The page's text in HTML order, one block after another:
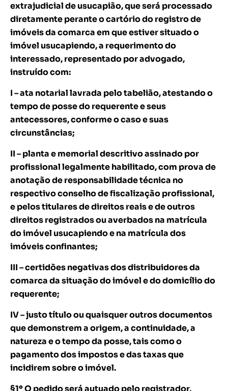
extrajudicial de usucapião, que será processado
diretamente perante o cartório do registro de
imóveis da comarca em que estiver situado o
imóvel usucapiendo, a requerimento do
interessado, representado por advogado,
instruído com:
I – ata notarial lavrada pelo tabelião, atestando o
tempo de posse do requerente e seus
antecessores, conforme o caso e suas
circunstâncias;
II – planta e memorial descritivo assinado por
profissional legalmente habilitado, com prova de
anotação de responsabilidade técnica no
respectivo conselho de fiscalização profissional,
e pelos titulares de direitos reais e de outros
direitos registrados ou averbados na matrícula
do imóvel usucapiendo e na matrícula dos
imóveis confinantes;
III – certidões negativas dos distribuidores da
comarca da situação do imóvel e do domicílio do
requerente;
IV – justo título ou quaisquer outros documentos
que demonstrem a origem, a continuidade, a
natureza e o tempo da posse, tais como o
pagamento dos impostos e das taxas que
incidirem sobre o imóvel.
§1º O pedido será autuado pelo registrador,